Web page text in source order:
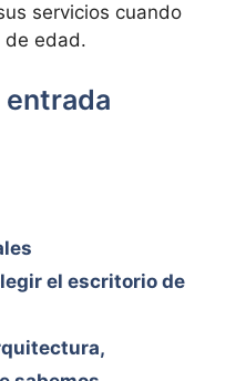
servicios cuando
de edad.
el escritorio de